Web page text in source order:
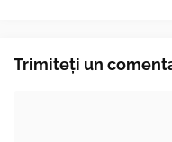
Trimiteți un